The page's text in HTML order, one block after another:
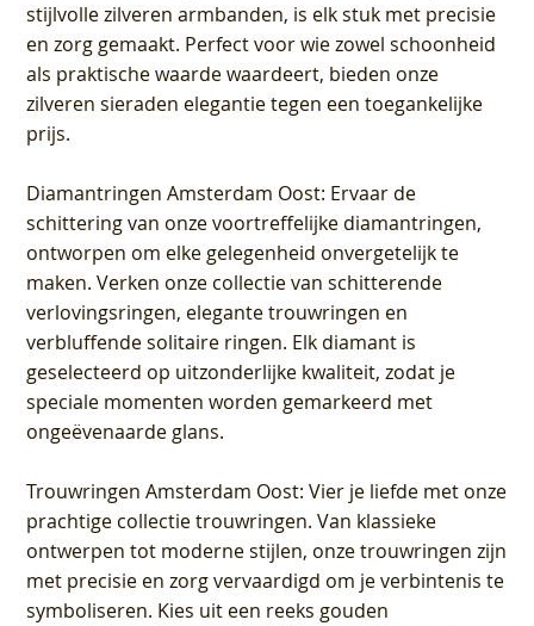
stijlvolle zilveren armbanden, is elk stuk met precisie
en zorg gemaakt. Perfect voor wie zowel schoonheid
als praktische waarde waardeert, bieden onze
zilveren sieraden elegantie tegen een toegankelijke
prijs.
Diamantringen Amsterdam Oost: Ervaar de
schittering van onze voortreffelijke diamantringen,
ontworpen om elke gelegenheid onvergetelijk te
maken. Verken onze collectie van schitterende
verlovingsringen, elegante trouwringen en
verbluffende solitaire ringen. Elk diamant is
geselecteerd op uitzonderlijke kwaliteit, zodat je
speciale momenten worden gemarkeerd met
ongeëvenaarde glans.
Trouwringen Amsterdam Oost: Vier je liefde met onze
prachtige collectie trouwringen. Van klassieke
ontwerpen tot moderne stijlen, onze trouwringen zijn
met precisie en zorg vervaardigd om je verbintenis te
symboliseren. Kies uit een reeks gouden